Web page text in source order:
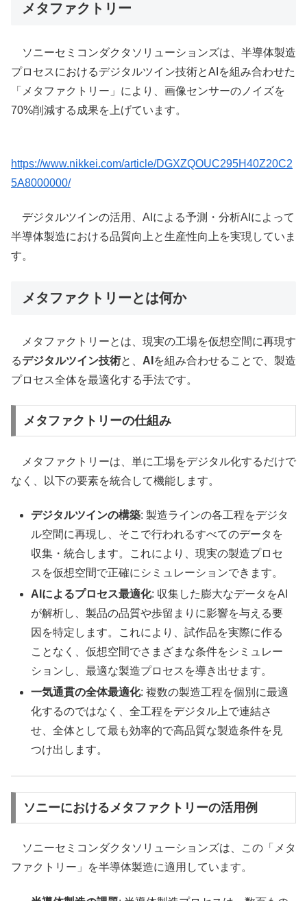
メタファクトリー
ソニーセミコンダクタソリューションズは、半導体製造
プロセスにおけるデジタルツイン技術とAIを組み合わせた
「メタファクトリー」により、画像センサーのノイズを
70%削減する成果を上げています。
https://www.nikkei.com/article/DGXZQOUC295H40Z20C2
5A8000000/
デジタルツインの活用、AIによる予測・分析AIによって
半導体製造における品質向上と生産性向上を実現していま
す。
メタファクトリーとは何か
メタファクトリーとは、現実の工場を仮想空間に再現す
るデジタルツイン技術と、 AI を組み合わせることで、製造
プロセス全体を最適化する手法です。
メタファクトリーの仕組み
メタファクトリーは、単に工場をデジタル化するだけで
なく、以下の要素を統合して機能します。
デジタルツインの構築: 製造ラインの各工程をデジタ
ル空間に再現し、そこで行われるすべてのデータを
収集・統合します。これにより、現実の製造プロセ
スを仮想空間で正確にシミュレーションできます。
AIによるプロセス最適化: 収集した膨大なデータをAI
が解析し、製品の品質や歩留まりに影響を与える要
因を特定します。これにより、試作品を実際に作る
ことなく、仮想空間でさまざまな条件をシミュレー
ションし、最適な製造プロセスを導き出せます。
一気通貫の全体最適化: 複数の製造工程を個別に最適
化するのではなく、全工程をデジタル上で連結さ
せ、全体として最も効率的で高品質な製造条件を見
つけ出します。
ソニーにおけるメタファクトリーの活用例
ソニーセミコンダクタソリューションズは、この「メタ
ファクトリー」を半導体製造に適用しています。